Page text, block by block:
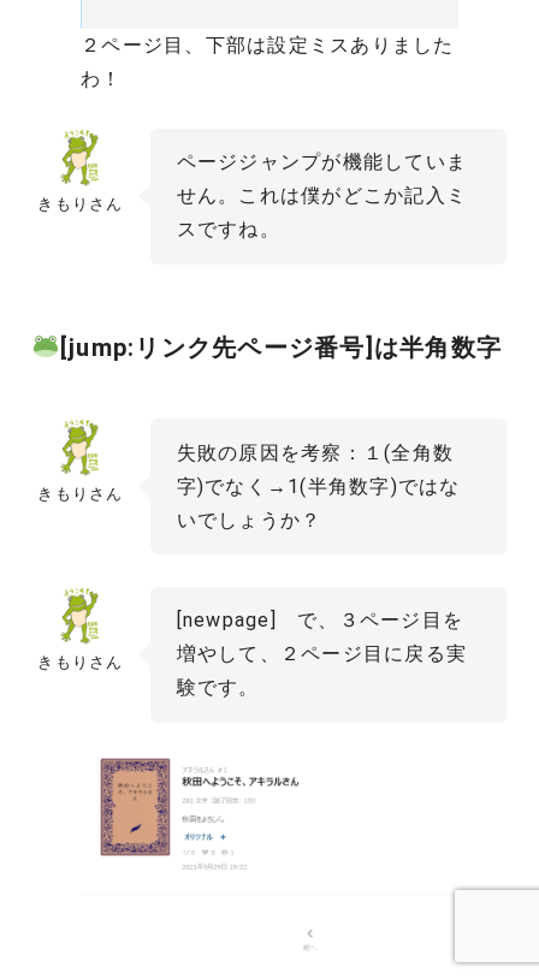
２ページ目、下部は設定ミスありました
わ！
きもりさん
ページジャンプが機能していま
せん。これは僕がどこか記入ミ
スですね。
[jump:リンク先ページ番号]は半角数字
きもりさん
失敗の原因を考察：１(全角数
字)でなく→1(半角数字)ではな
いでしょうか？
きもりさん
[newpage] で、３ページ目を
増やして、２ページ目に戻る実
験です。